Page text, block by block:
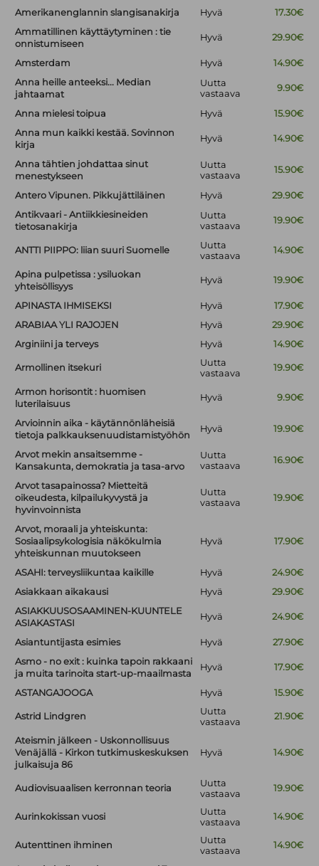
Amerikanenglannin slangisanakirja
Hyvä
17.30€
Ammatillinen käyttäytyminen : tie
onnistumiseen
Hyvä 29.90€
Amsterdam Hyvä
14.90€
Anna heille anteeksi... Median
jahtaamat
Uutta
vastaava
9.90€
Anna mielesi toipua Hyvä
15.90€
Anna mun kaikki kestää. Sovinnon
kirja
Hyvä 14.90€
Anna tähtien johdattaa sinut
menestykseen
Uutta
vastaava
15.90€
Antero Vipunen. Pikkujättiläinen Hyvä
29.90€
Antikvaari - Antiikkiesineiden
tietosanakirja
Uutta
vastaava
19.90€
ANTTI PIIPPO: liian suuri Suomelle
Uutta
vastaava
14.90€
Apina pulpetissa : ysiluokan
yhteisöllisyys
Hyvä 19.90€
APINASTA IHMISEKSI Hyvä
17.90€
ARABIAA YLI RAJOJEN
Hyvä
29.90€
Arginiini ja terveys
Hyvä 14.90€
Armollinen itsekuri
Uutta
vastaava
19.90€
Armon horisontit : huomisen
luterilaisuus
Hyvä 9.90€
Arvioinnin aika - käytännönläheisiä
tietoja palkkauksenuudistamistyöhön
Hyvä 19.90€
Arvot mekin ansaitsemme -
Kansakunta, demokratia ja tasa-arvo
Uutta
vastaava
16.90€
Arvot tasapainossa? Mietteitä
oikeudesta, kilpailukyvystä ja
hyvinvoinnista
Uutta
vastaava
19.90€
Arvot, moraali ja yhteiskunta:
Sosiaalipsykologisia näkökulmia
yhteiskunnan muutokseen
Hyvä 17.90€
ASAHI: terveysliikuntaa kaikille Hyvä
24.90€
Asiakkaan aikakausi
Hyvä
29.90€
ASIAKKUUSOSAAMINEN-KUUNTELE
ASIAKASTASI
Hyvä 24.90€
Asiantuntijasta esimies Hyvä
27.90€
Asmo - no exit : kuinka tapoin rakkaani
ja muita tarinoita start-up-maailmasta
Hyvä 17.90€
ASTANGAJOOGA Hyvä 15.90€
Astrid Lindgren
Uutta
vastaava
21.90€
Ateismin jälkeen - Uskonnollisuus
Venäjällä - Kirkon tutkimuskeskuksen
julkaisuja 86
Hyvä 14.90€
Audiovisuaalisen kerronnan teoria
Uutta
vastaava
19.90€
Aurinkokissan vuosi
Uutta
vastaava
14.90€
Autenttinen ihminen
Uutta
vastaava
14.90€